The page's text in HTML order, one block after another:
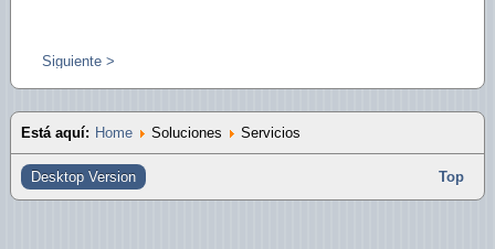
Siguiente >
Está aquí: Home Soluciones Servicios
Desktop Version Top